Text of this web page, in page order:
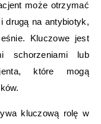
może otrzymać
drugą na antybiotyk,
Kluczowe jest
schorzeniami lub
które mogą
kluczową rolę w